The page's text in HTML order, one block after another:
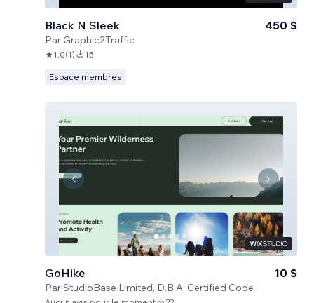
Black N Sleek
Par Graphic2Traffic
450 $
1,0(1) 15
Espace membres
GoHike
ParStudioBase Limited, D.B.A. Certified Code
10 $